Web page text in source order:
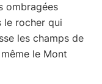
ombragées
le rocher qui
les champs de
le Mont